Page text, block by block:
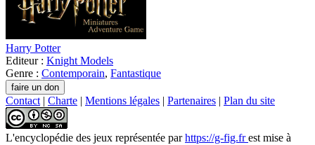
Harry Potter
Editeur : Knight Models
Genre : Contemporain, Fantastique
Contact | Charte | Mentions légales | Partenaires | Plan du site
L'encyclopédie des jeux représentée parhttps://g-fig.frest mise à